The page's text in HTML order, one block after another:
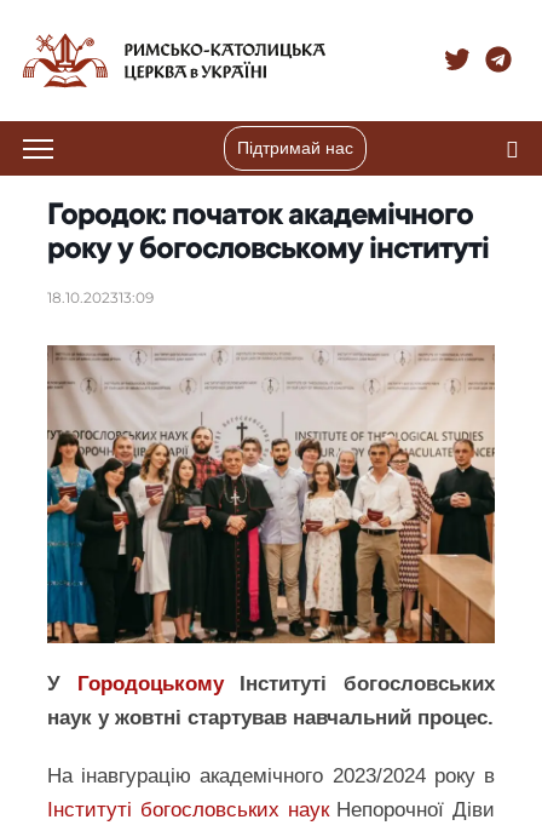
Підтримай нас
Городок: початок академічного
року у богословському інституті
18.10.202313:09
У ГородоцькомуІнституті богословських
наук у жовтні стартував навчальний процес.
На інавгурацію академічного 2023/2024 року в
Інституті богословських наукНепорочної Діви